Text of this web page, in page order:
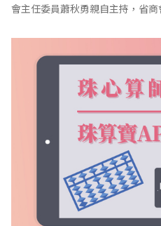
會主任委員蕭秋勇親自主持，省
行委員及珠算心算聯合測試考區
廣計畫，並研討珠算未來發展方向。 蕭副理事長首先在致
示，珠算發展從過往的商業計算功